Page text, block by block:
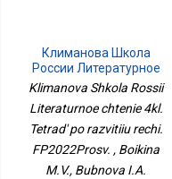
Климанова Школа
России Литературное
Чтение 4кл. Тетрадь По
ФП2022Просв.
Klimanova Shkola Rossii
Literaturnoe chtenie 4kl.
Tetrad' po razvitiiu rechi.
FP2022Prosv. , Boikina
M.V., Bubnova I.A.